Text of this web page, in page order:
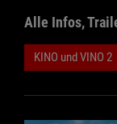
Alle Infos,
KINO und VINO 2